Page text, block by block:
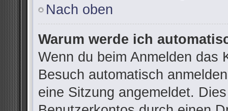
Nach oben
Warum werde ich
Wenn du beim Anmelden das
Besuch automatisch
eine Sitzung angemeldet.